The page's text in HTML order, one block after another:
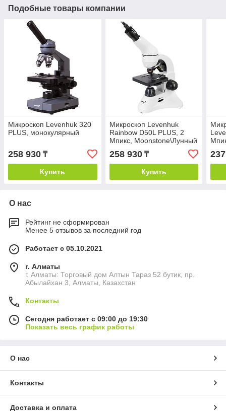
Подобные товары компании
Микроскоп Levenhuk 320
PLUS, монокулярный
258 930 ₸
Купить
Микроскоп Levenhuk
Rainbow D50L PLUS, 2
Мпикс, Moonstone\Лунный
258 930₸
Купить
О нас
Рейтинг не сформирован
Менее 5 отзывов за последний год
Работает с 05.10.2021
г. Алматы
г. Алматы: Торговый дом Алтын Тараз 52 бутик, пр.
Абылайхан 3, Алматы, Казахстан
Контакты
Сегодня работает с 09:00 до 19:30
Показать весь график работы
О нас
Контакты
Доставка и оплата